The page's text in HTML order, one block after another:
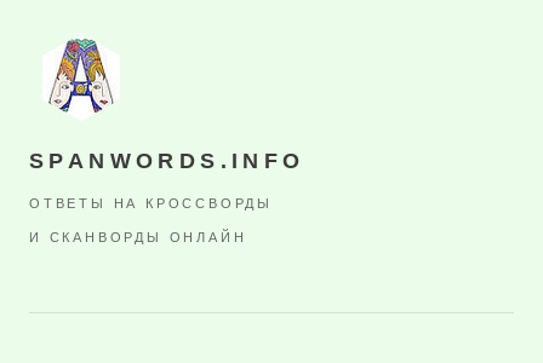
SPANWORDS.INFO
ОТВЕТЫ НА КРОССВОРДЫ
И СКАНВОРДЫ ОНЛАЙН